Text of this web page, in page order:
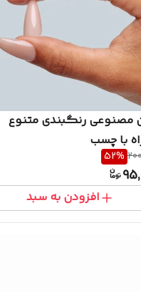
مصنوعی رنگبندی متنوع
با چسب
52%
افزودن به سبد